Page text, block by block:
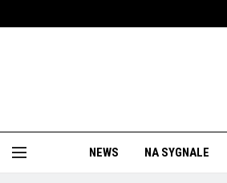
NEWS NA SYGNALE